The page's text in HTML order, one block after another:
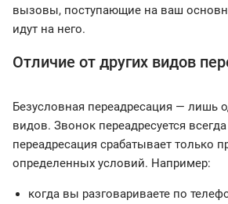
вызовы, поступающие на ваш
идут на него.
Отличие от других видов
Безусловная переадресация — лишь
видов. Звонок переадресуется
переадресация срабатывает только
определенных условий. Например:
когда вы разговариваете по